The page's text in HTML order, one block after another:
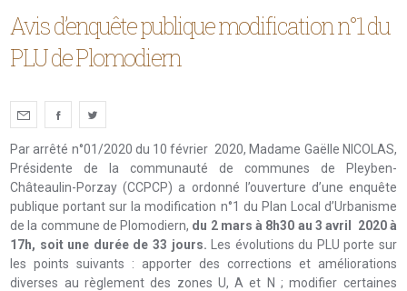
Avis d’enquête publique modification n°1 du
PLU de Plomodiern
Par arrêté n°01/2020 du 10 février 2020, Madame Gaëlle NICOLAS,
Présidente de la communauté de communes de Pleyben-
Châteaulin-Porzay (CCPCP) a ordonné l’ouverture d’une enquête
publique portant sur la modification n°1 du Plan Local d’Urbanisme
de la commune de Plomodiern, d u 2 mars à 8h30 au 3 avril 2020 à
17h, soit une durée de 33 jours.
Les évolutions du PLU porte sur
les points suivants : apporter des corrections et améliorations
diverses au règlement des zones U, A et N ; modifier certaines